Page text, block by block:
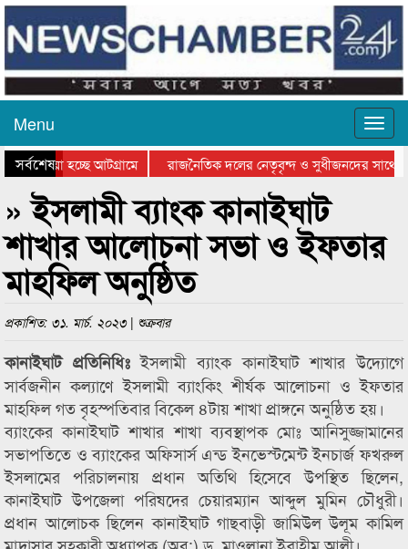
Menu
সর্বশেষ
যাওয়া হচ্ছে আটগ্রামে
রাজনৈতিক দলের নেতৃবৃন্দ ও সুধীজনদের সাথে
পুরস্কার বিতরণ সম্পন্ন
সিলেটে বাংলাদেশ গ্রুপ থিয়েটার ফেডারেশানের
» ইসলামী ব্যাংক কানাইঘাট
শাখার আলোচনা সভা ও ইফতার
মাহফিল অনুষ্ঠিত
প্রকাশিত: ৩১. মার্চ. ২০২৩ | শুক্রবার
কানাইঘাট প্রতিনিধিঃইসলামী ব্যাংক কানাইঘাট শাখার উদ্যোগে
সার্বজনীন কল্যাণে ইসলামী ব্যাংকিং শীর্ষক আলোচনা ও ইফতার
মাহফিল গত বৃহস্পতিবার বিকেল ৪টায় শাখা প্রাঙ্গনে অনুষ্ঠিত হয়।
ব্যাংকের কানাইঘাট শাখার শাখা ব্যবস্থাপক মোঃ আনিসুজ্জামানের
সভাপতিতে ও ব্যাংকের অফিসার্স এন্ড ইনভেস্টমেন্ট ইনচার্জ ফখরুল
ইসলামের পরিচালনায় প্রধান অতিথি হিসেবে উপস্থিত ছিলেন,
কানাইঘাট উপজেলা পরিষদের চেয়ারম্যান আব্দুল মুমিন চৌধুরী।
প্রধান আলোচক ছিলেন কানাইঘাট গাছবাড়ী জামিউল উলূম কামিল